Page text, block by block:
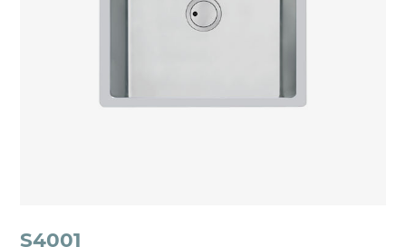
S4001